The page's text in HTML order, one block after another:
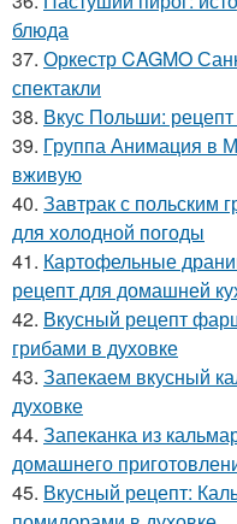
блюда
37. Оркестр CAGMO
спектакли
38. Вкус Польши: рецепт
39. Группа Анимация в
вживую
40. Завтрак с польским
для холодной погоды
41. Картофельные
рецепт для домашней
42. Вкусный рецепт
грибами в духовке
43. Запекаем вкусный
духовке
44. Запеканка из
домашнего
45. Вкусный рецепт: